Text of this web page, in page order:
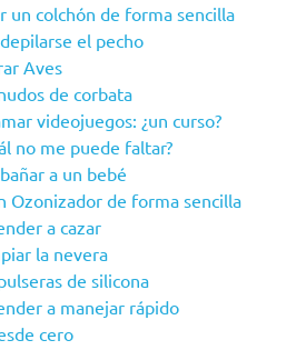
un colchón de forma sencilla
el pecho
Aves
de corbata
videojuegos: ¿un curso?
no me puede faltar?
a un bebé
Ozonizador de forma sencilla
a cazar
la nevera
de silicona
a manejar rápido
cero